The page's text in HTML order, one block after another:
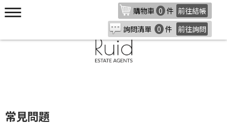
購物車 0 件 前往結帳
詢問清單 0 件 前往詢問
常見問題